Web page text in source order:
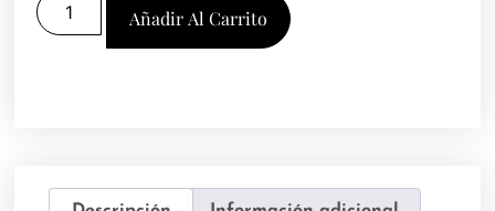
Añadir Al Carrito